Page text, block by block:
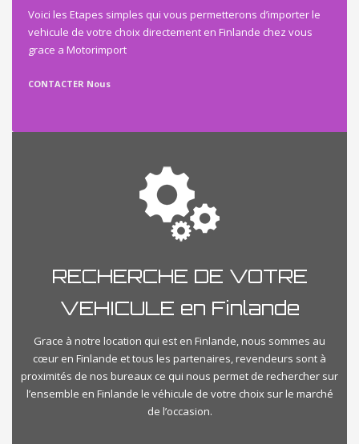
Voici les Etapes simples qui vous permetterons d’importer le
vehicule de votre choix directement en Finlande chez vous
grace a Motorimport
CONTACTER Nous
RECHERCHE DE VOTRE
VEHICULE en Finlande
Grace à notre location qui est en Finlande, nous sommes au
cœur en Finlande et tous les partenaires, revendeurs sont à
proximités de nos bureaux ce qui nous permet de rechercher sur
l’ensemble en Finlande le véhicule de votre choix sur le marché
de l’occasion.